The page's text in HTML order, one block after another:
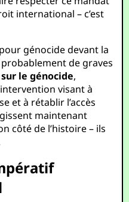
international – c’est
génocide devant la
de graves
le génocide,
visant à
et à rétablir l’accès
maintenant
côté de l’histoire – ils